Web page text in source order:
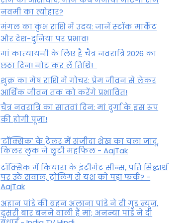
नवमी का त्योहार?
मंगल का कुंभ राशि में उदय: जानें स्‍टॉक मार्केट
और देश-दुनिया पर प्रभाव!
मां कात्‍यायनी के लिए है चैत्र नवरात्रि 2026 का
छठा दिन! नोट कर लें तिथि!
शुक्र का मेष राशि में गोचर: प्रेम जीवन से लेकर
आर्थिक जीवन तक को करेंगे प्रभावित!
चैत्र नवरात्रि का सातवां दिन: मां दुर्गा के इस रूप
की होगी पूजा!
'टॉक्सिक' के ट्रेलर में संजीदा शेख का चला जादू,
किलर लुक ने लूटी महफिल - AajTak
टॉक्सिक में कियारा के इंटीमेट सीन्स, पति सिद्धार्थ
पर उठे सवाल, ट्रोलिंग से यश को पड़ा फर्क? -
AajTak
अहान पांडे की बहन अलाना पांडे ने दी गुड न्यूज,
दूसरी बार बनने वाली हैं मां; अनन्या पांडे ने दी